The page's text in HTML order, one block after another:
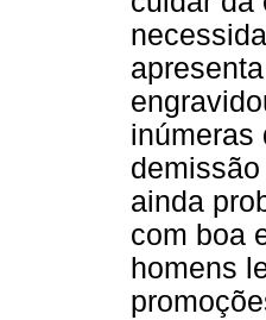
inúmeras
ainda
com boa
homens